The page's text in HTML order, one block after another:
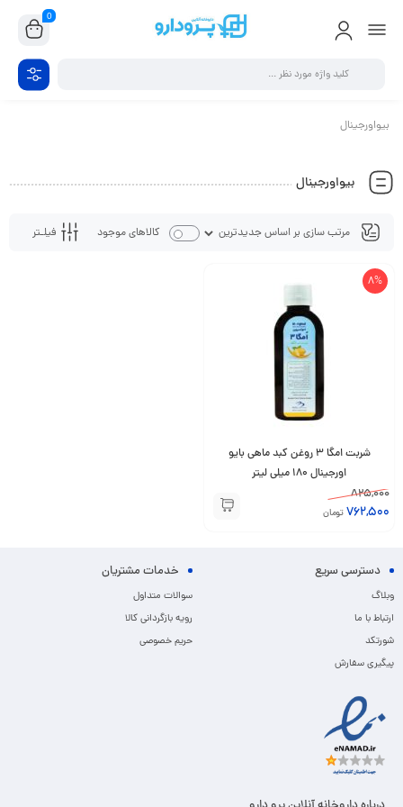
0
بیواورجینال
بیواورجینال
فیلـتر کالاهای موجود
8%
شربت امگا 3 روغن کبد ماهی بایو
اورجینال 180 میلی لیتر
825,000
762,500تومان
دسترسی سریع
وبلاگ
ارتباط با ما
شورتکد
پیگیری سفارش
خدمات مشتریان
سوالات متداول
رویه بازگردانی کالا
حریم خصوصی